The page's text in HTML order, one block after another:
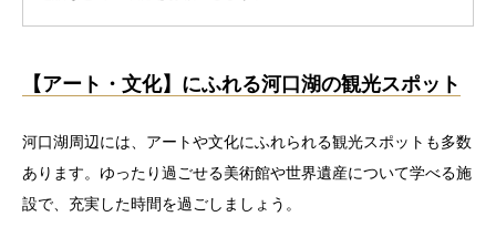
【アート・文化】にふれる河口湖の観光スポット
河口湖周辺には、アートや文化にふれられる観光スポットも多数
あります。ゆったり過ごせる美術館や世界遺産について学べる施
設で、充実した時間を過ごしましょう。